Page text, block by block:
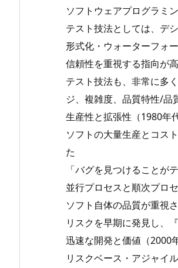
ソフトウェアプログラミ
テスト技法としては、デ
形式化・ウォーターフォ
信頼性を重視する指向が
テスト技法も、非常に多
ジ、複雑度、品質特性/品
生産性と拡張性（1980年代
ソフトの大量生産とコス
た
「バグを見つけることが
並行プロセスと順次プロ
ソフト自体の品質が重視
リスクを早期に発見し、
迅速な開発と価値（2000
リスクベース・アジャイ